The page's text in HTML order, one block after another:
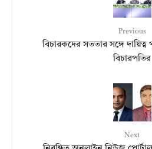
Previous
বিচারকদের সততার সঙ্গে দায়িত্ব
বিচারপতির
Next